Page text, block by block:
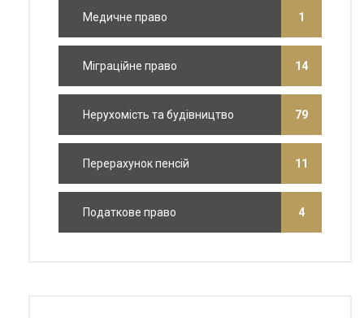
Медичне право 1
Міграційне право 14
Нерухомість та будівництво 79
Перерахунок пенсій 11
Податкове право 4